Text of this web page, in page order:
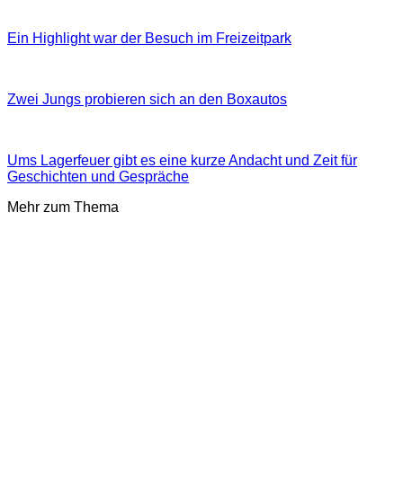
Ein Highlight war der Besuch im Freizeitpark
Zwei Jungs probieren sich an den Boxautos
Ums Lagerfeuer gibt es eine kurze Andacht und Zeit für
Geschichten und Gespräche
Mehr zum Thema